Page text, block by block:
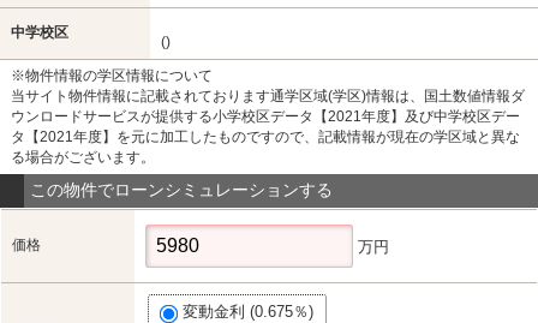
中学校区
()
※物件情報の学区情報について
当サイト物件情報に記載されております通学区域(学区)情報は、国土数値情報ダ
ウンロードサービスが提供する小学校区データ【2021年度】及び中学校区デー
タ【2021年度】を元に加工したものですので、記載情報が現在の学区域と異な
る場合がございます。
この物件でローンシミュレーションする
価格 万円
変動金利 (0.675％)